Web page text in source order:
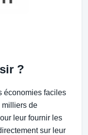
?
économies faciles
milliers de
leur fournir les
sur leur